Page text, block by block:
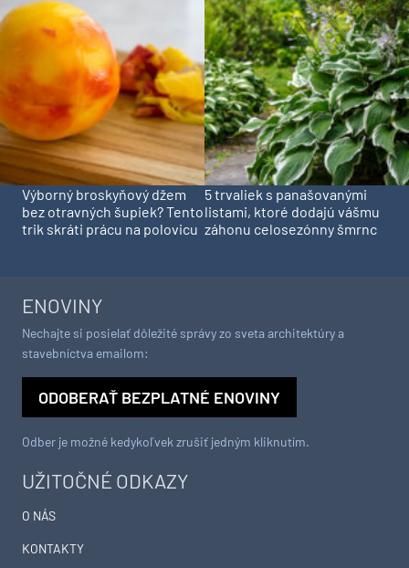
Výborný broskyňový džem
bez otravných šupiek? Tento
trik skráti prácu na polovicu
5 trvaliek s panašovanými
listami, ktoré dodajú vášmu
záhonu celosezónny šmrnc
UŽITOČNÉ ODKAZY
O NÁS
KONTAKTY
ENOVINY
Nechajte si posielať dôležité správy zo sveta architektúry a
stavebníctva emailom:
ODOBERAŤ BEZPLATNÉ ENOVINY
Odber je možné kedykoľvek zrušiť jedným kliknutím.